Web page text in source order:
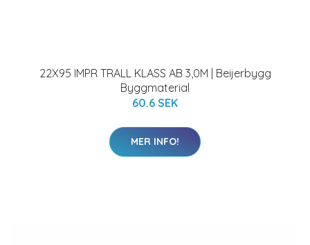
22X95 IMPR TRALL KLASS AB 3,0M | Beijerbygg
Byggmaterial
60.6 SEK
MER INFO!